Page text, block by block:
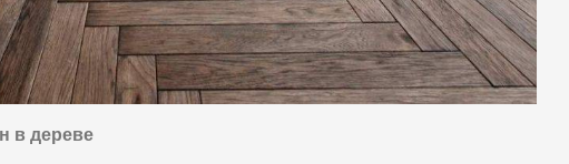
в дереве
ДВЕРЬ